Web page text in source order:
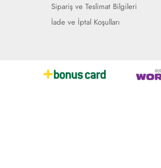
Sipariş ve Teslimat Bilgileri
İade ve İptal Koşulları